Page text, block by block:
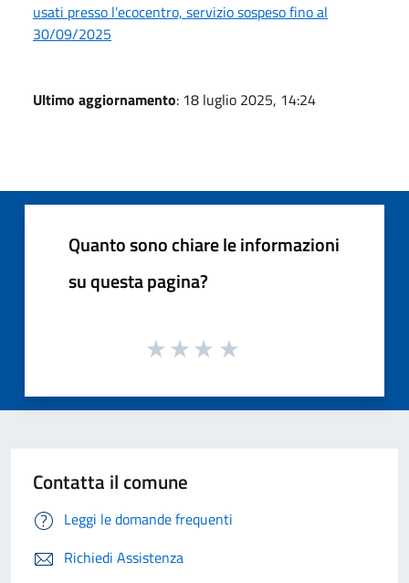
usati presso l'ecocentro, servizio sospeso fino al
30/09/2025
Ultimo aggiornamento: 18 luglio 2025, 14:24
Quanto sono chiare le informazioni
su questa pagina?
Contatta il comune
Leggi le domande frequenti
Richiedi Assistenza